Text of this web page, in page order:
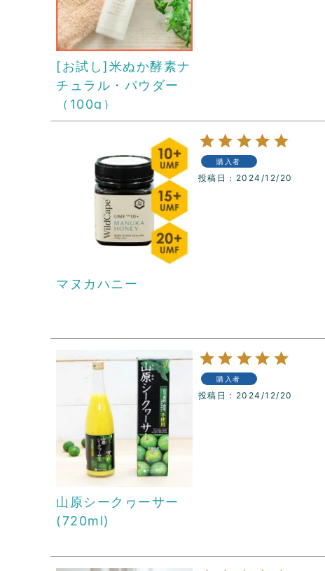
[お試し]米ぬか酵素ナ
チュラル・パウダー
（100g）
マヌカハニー
購入者
投稿日 2024/12/20
山原シークヮーサー
(720ml)
購入者
投稿日 2024/12/20